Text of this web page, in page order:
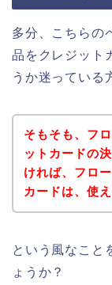
多分、こちらの
品をクレジット
うか迷っている
そもそも、フ
ットカードの
ければ、フロ
カードは、使
という風なこと
ょうか？